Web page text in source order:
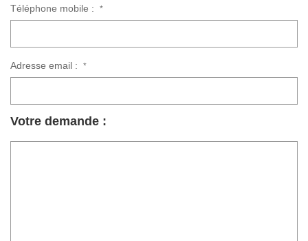
Téléphone mobile : *
Adresse email : *
Votre demande :